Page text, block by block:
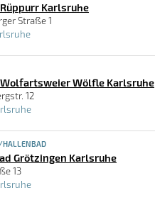
Karlsruhe
Straße 1
Wölfle Karlsruhe
12
HALLENBAD
Grötzingen Karlsruhe
13